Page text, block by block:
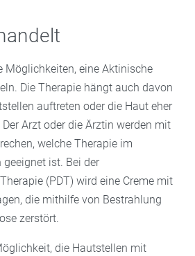
Möglichkeiten, eine Aktinische
Die Therapie hängt auch davon
auftreten oder die Haut eher
Arzt oder die Ärztin werden mit
welche Therapie im
ist. Bei der
(PDT) wird eine Creme mit
die mithilfe von Bestrahlung
zerstört.
die Hautstellen mit